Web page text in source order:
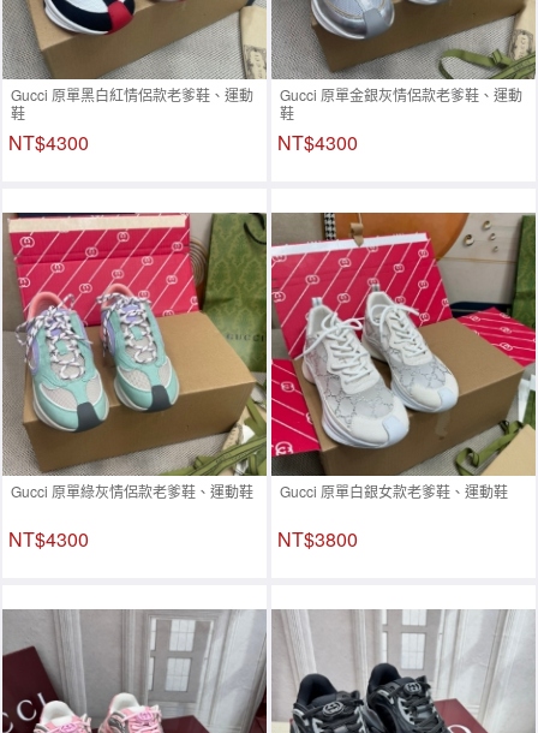
Gucci 原單黑白紅情侶款老爹鞋、運動
鞋
NT$4300
Gucci 原單金銀灰情侶款老爹鞋、運動
鞋
NT$4300
Gucci 原單綠灰情侶款老爹鞋、運動鞋
NT$4300
Gucci 原單白銀女款老爹鞋、運動鞋
NT$3800